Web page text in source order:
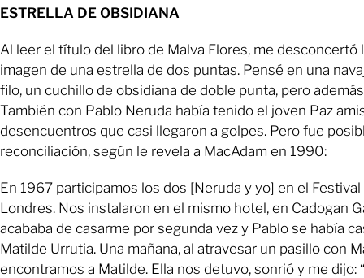
ESTRELLA DE OBSIDIANA
Al leer el título del libro de Malva Flores, me desconcertó
imagen de una estrella de dos puntas. Pensé en una
filo, un cuchillo de obsidiana de doble punta, pero
También con Pablo Neruda había tenido el joven Paz
desencuentros que casi llegaron a golpes. Pero fue
reconciliación, según le revela a MacAdam en 1990:
En 1967 participamos los dos [Neruda y yo] en el
Londres. Nos instalaron en el mismo hotel, en Cadogan
acababa de casarme por segunda vez y Pablo se había
Matilde Urrutia. Una mañana, al atravesar un pasillo con
encontramos a Matilde. Ella nos detuvo, sonrió y me dijo: